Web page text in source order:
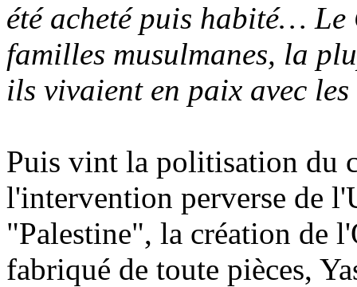
été acheté puis habité… Le
familles musulmanes, la
ils vivaient en paix avec
Puis vint la politisation du
l'intervention perverse de
"Palestine", la création de
fabriqué de toute pièces,